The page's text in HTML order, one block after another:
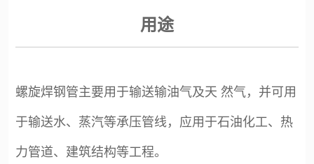
用途
螺旋焊钢管主要用于输送输油气及天 然气，并可用
于输送水、蒸汽等承压管线，应用于石油化工、热
力管道、建筑结构等工程。